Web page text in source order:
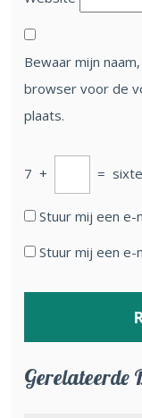
Bewaar mijn
browser voor de
plaats.
7 + =
Stuur mij een e-
Stuur mij een e-
Gerelateerde